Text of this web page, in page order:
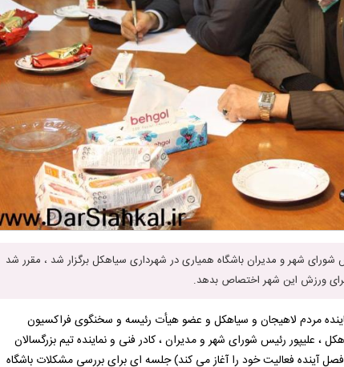
شهر و مدیران باشگاه همیاری در شهرداری سیاهکل برگزار شد ، مقرر شد
مردم لاهیجان و سیاهکل و عضو هیأت رئیسه و سخنگوی فراکسیون
علیپور رئیس شورای شهر و مدیران ، کادر فنی و نماینده تیم بزرگسالان
آینده فعالیت خود را آغاز می کند) جلسه ای برای بررسی مشکلات باشگاه